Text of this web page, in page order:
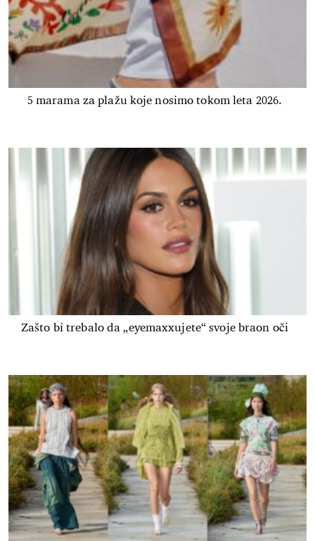
5 marama za plažu koje nosimo tokom leta 2026.
Zašto bi trebalo da „eyemaxxujete“ svoje braon oči